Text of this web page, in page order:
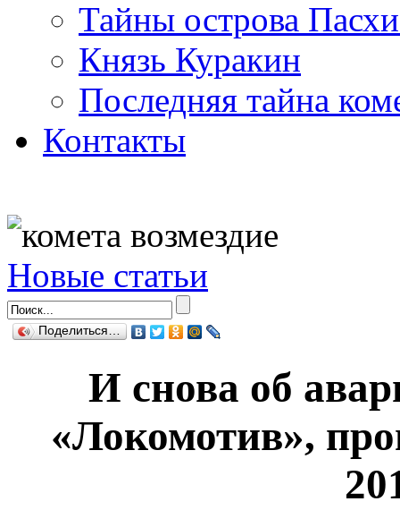
Тайны острова
Князь Куракин
Последняя тайна
Контакты
Новые статьи
Поделиться…
И снова об
«Локомотив»,